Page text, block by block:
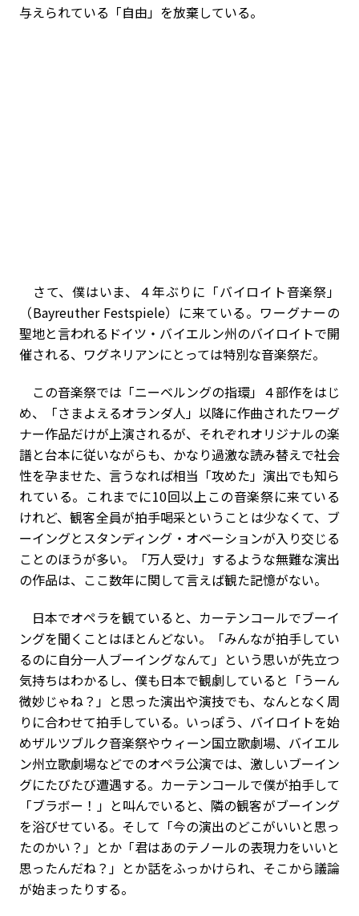
与えられている「自由」を放棄している。
さて、僕はいま、４年ぶりに「バイロイト音楽祭」
（Bayreuther Festspiele）に来ている。ワーグナーの
聖地と言われるドイツ・バイエルン州のバイロイトで開
催される、ワグネリアンにとっては特別な音楽祭だ。
この音楽祭では「ニーベルングの指環」４部作をはじ
め、「さまよえるオランダ人」以降に作曲されたワーグ
ナー作品だけが上演されるが、それぞれオリジナルの楽
譜と台本に従いながらも、かなり過激な読み替えで社会
性を孕ませた、言うなれば相当「攻めた」演出でも知ら
れている。これまでに10回以上この音楽祭に来ている
けれど、観客全員が拍手喝采ということは少なくて、ブ
ーイングとスタンディング・オベーションが入り交じる
ことのほうが多い。「万人受け」するような無難な演出
の作品は、ここ数年に関して言えば観た記憶がない。
日本でオペラを観ていると、カーテンコールでブーイ
ングを聞くことはほとんどない。「みんなが拍手してい
るのに自分一人ブーイングなんて」という思いが先立つ
気持ちはわかるし、僕も日本で観劇していると「うーん
微妙じゃね？」と思った演出や演技でも、なんとなく周
りに合わせて拍手している。いっぽう、バイロイトを始
めザルツブルク音楽祭やウィーン国立歌劇場、バイエル
ン州立歌劇場などでのオペラ公演では、激しいブーイン
グにたびたび遭遇する。カーテンコールで僕が拍手して
「ブラボー！」と叫んでいると、隣の観客がブーイング
を浴びせている。そして「今の演出のどこがいいと思っ
たのかい？」とか「君はあのテノールの表現力をいいと
思ったんだね？」とか話をふっかけられ、そこから議論
が始まったりする。